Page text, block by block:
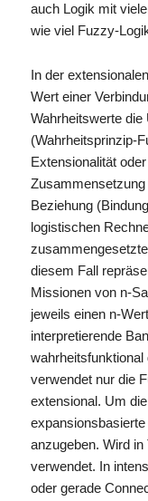
auch Logik mit
wie viel Fuzzy-
In der
Wert einer
Wahrheitswerte die
(Wahrheitsprinzip-
Extensionalität
Beziehung
logistischen
diesem Fall
Missionen von n-
jeweils einen n-
interpretierende
verwendet nur die
extensional. Um
anzugeben. Wird in
verwendet. In
oder gerade